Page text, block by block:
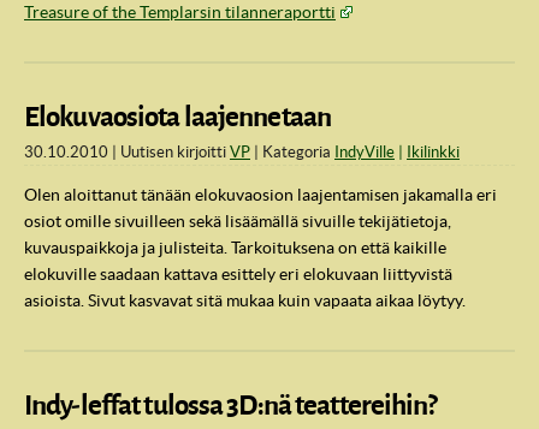
Treasure of the Templarsin tilanneraportti
Elokuvaosiota laajennetaan
30.10.2010 Uutisen kirjoitti VP Kategoria IndyVille Ikilinkki
Olen aloittanut tänään elokuvaosion laajentamisen jakamalla eri
osiot omille sivuilleen sekä lisäämällä sivuille tekijätietoja,
kuvauspaikkoja ja julisteita. Tarkoituksena on että kaikille
elokuville saadaan kattava esittely eri elokuvaan liittyvistä
asioista. Sivut kasvavat sitä mukaa kuin vapaata aikaa löytyy.
Indy-leffat tulossa 3D:nä teattereihin?